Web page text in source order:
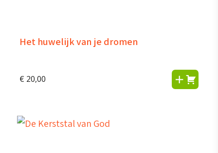
Het huwelijk van je dromen
€ 20,00